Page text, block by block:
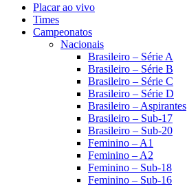
Placar ao vivo
Times
Campeonatos
Nacionais
Brasileiro – Série A
Brasileiro – Série B
Brasileiro – Série C
Brasileiro – Série D
Brasileiro – Aspirantes
Brasileiro – Sub-17
Brasileiro – Sub-20
Feminino – A1
Feminino – A2
Feminino – Sub-18
Feminino – Sub-16